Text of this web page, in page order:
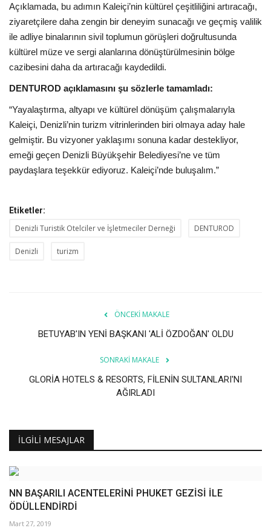
Açıklamada, bu adımın Kaleiçi’nin kültürel çeşitliliğini artıracağı,
ziyaretçilere daha zengin bir deneyim sunacağı ve geçmiş valilik
ile adliye binalarının sivil toplumun görüşleri doğrultusunda
kültürel müze ve sergi alanlarına dönüştürülmesinin bölge
cazibesini daha da artıracağı kaydedildi.
DENTUROD açıklamasını şu sözlerle tamamladı:
“Yayalaştırma, altyapı ve kültürel dönüşüm çalışmalarıyla
Kaleiçi, Denizli’nin turizm vitrinlerinden biri olmaya aday hale
gelmiştir. Bu vizyoner yaklaşımı sonuna kadar destekliyor,
emeği geçen Denizli Büyükşehir Belediyesi’ne ve tüm
paydaşlara teşekkür ediyoruz. Kaleiçi’nde buluşalım.”
Etiketler:
Denizli Turistik Otelciler ve İşletmeciler Derneği DENTUROD
Denizli turizm
ÖNCEKI MAKALE
BETUYAB'IN YENİ BAŞKANI 'ALİ ÖZDOĞAN' OLDU
SONRAKI MAKALE
GLORİA HOTELS & RESORTS, FİLENİN SULTANLARI'NI
AĞIRLADI
İLGILI MESAJLAR
NN BAŞARILI ACENTELERİNİ PHUKET GEZİSİ İLE
ÖDÜLLENDİRDİ
Mart 27, 2019